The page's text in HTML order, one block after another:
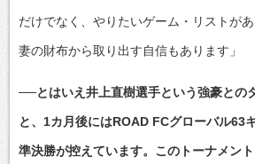
だけでなく、やりたいゲーム・リストが
妻の財布から取り出す自信もあります」
──とはいえ井上直樹選手という強豪との
と、1カ月後にはROAD FCグローバル63
準決勝が控えています。このトーナメン